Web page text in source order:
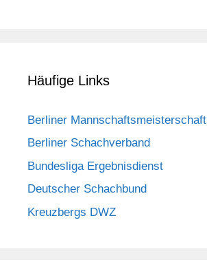
Häufige Links
Berliner Mannschaftsmeisterschaft
Berliner Schachverband
Bundesliga Ergebnisdienst
Deutscher Schachbund
Kreuzbergs DWZ